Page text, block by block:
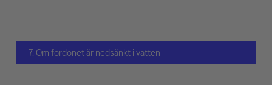
7. Om fordonet är nedsänkt i vatten